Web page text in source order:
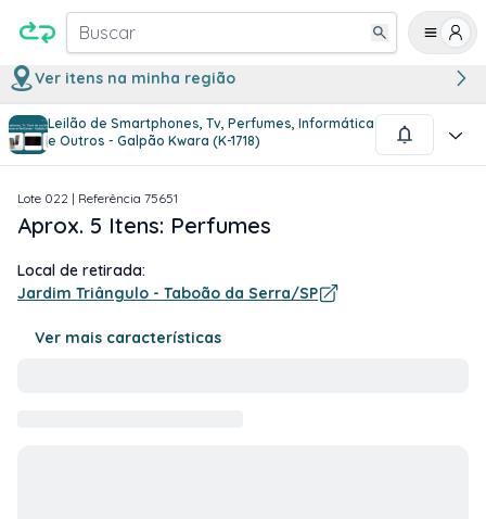
Buscar
Ver itens na minha região
Leilão de Smartphones, Tv, Perfumes, Informática
e Outros - Galpão Kwara (K-1718)
1/1
Lote 022 | Referência 75651
Aprox. 5 Itens: Perfumes
Local de retirada:
Jardim Triângulo - Taboão da Serra/SP
Ver mais características